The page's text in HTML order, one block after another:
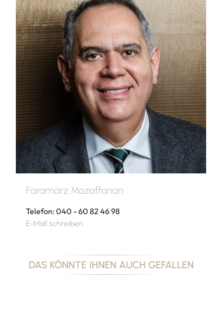
Faramarz Mozaffarian
Telefon: 040 - 60 82 46 98
E-Mail schreiben
DAS KÖNNTE IHNEN AUCH GEFALLEN